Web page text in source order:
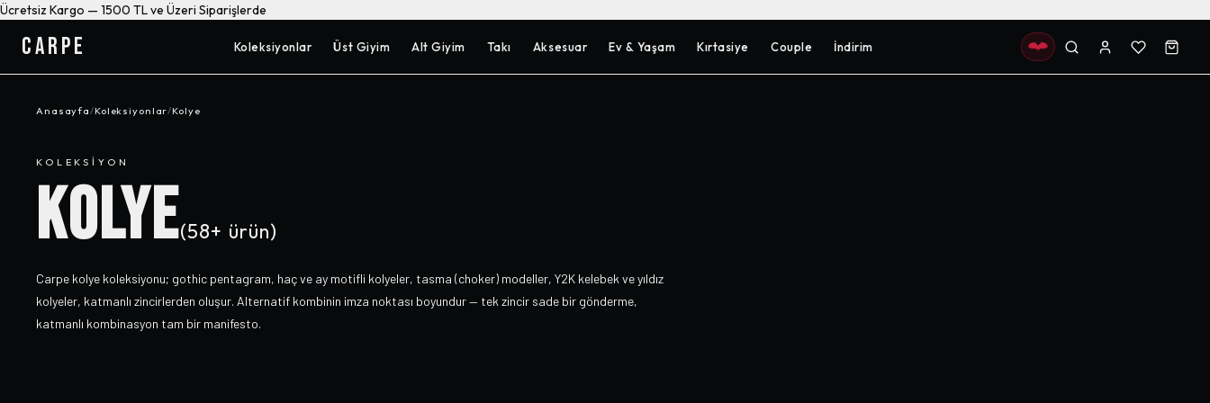
Ücretsiz Kargo — 1500 TL ve Üzeri Siparişlerde
CARPE Koleksiyonlar Üst Giyim Alt Giyim Takı Aksesuar Ev & Yaşam Kırtasiye Couple İndirim
Anasayfa/Koleksiyonlar/Kolye
KOLEKSIYON
KOLYE(58+ ürün)
Carpe kolye koleksiyonu; gothic pentagram, haç ve ay motifli kolyeler, tasma (choker) modeller, Y2K kelebek ve yıldız
kolyeler, katmanlı zincirlerden oluşur. Alternatif kombinin imza noktası boyundur — tek zincir sade bir gönderme,
katmanlı kombinasyon tam bir manifesto.